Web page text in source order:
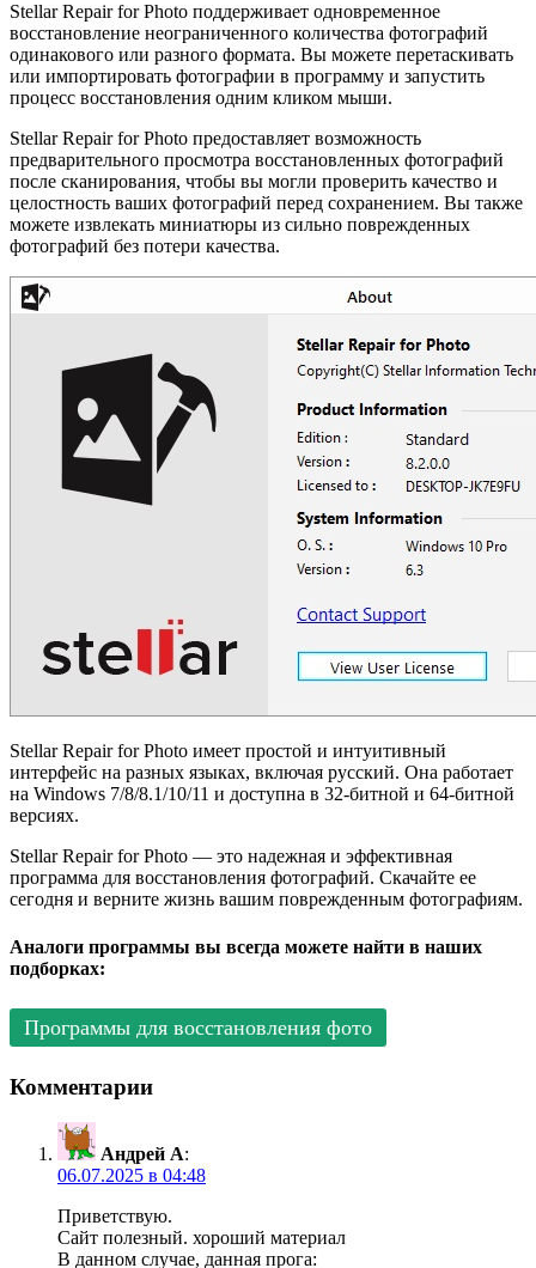
Stellar Repair for Photo поддерживает одновременное
восстановление неограниченного количества фотографий
одинакового или разного формата. Вы можете перетаскивать
или импортировать фотографии в программу и запустить
процесс восстановления одним кликом мыши.
Stellar Repair for Photo предоставляет возможность
предварительного просмотра восстановленных фотографий
после сканирования, чтобы вы могли проверить качество и
целостность ваших фотографий перед сохранением. Вы также
можете извлекать миниатюры из сильно поврежденных
фотографий без потери качества.
Stellar Repair for Photo имеет простой и интуитивный
интерфейс на разных языках, включая русский. Она работает
на Windows 7/8/8.1/10/11 и доступна в 32-битной и 64-битной
версиях.
Stellar Repair for Photo — это надежная и эффективная
программа для восстановления фотографий. Скачайте ее
сегодня и верните жизнь вашим поврежденным фотографиям.
Аналоги программы вы всегда можете найти в наших
подборках:
Программы для восстановления фото
Комментарии
Андрей А:
06.07.2025 в 04:48
Приветствую.
Сайт полезный. хороший материал
В данном случае, данная прога: